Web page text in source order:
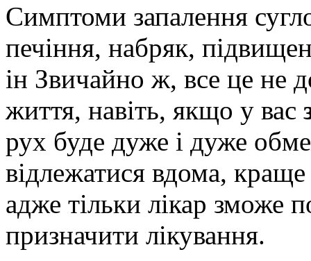
Симптоми запалення
печіння, набряк,
ін Звичайно ж, все це не
життя, навіть, якщо у вас
рух буде дуже і дуже
відлежатися вдома,
адже тільки лікар зможе
призначити лікування.